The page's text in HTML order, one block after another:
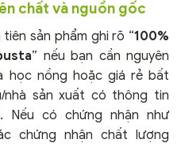
chất và nguồn gốc
sản phẩm ghi rõ “100%
” nếu bạn cần nguyên
học nồng hoặc giá rẻ bất
nhà sản xuất có thông tin
Nếu có chứng nhận như
chứng nhận chất lượng